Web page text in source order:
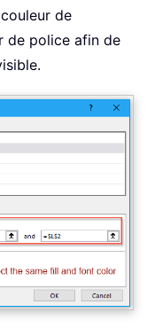
de
de police afin de